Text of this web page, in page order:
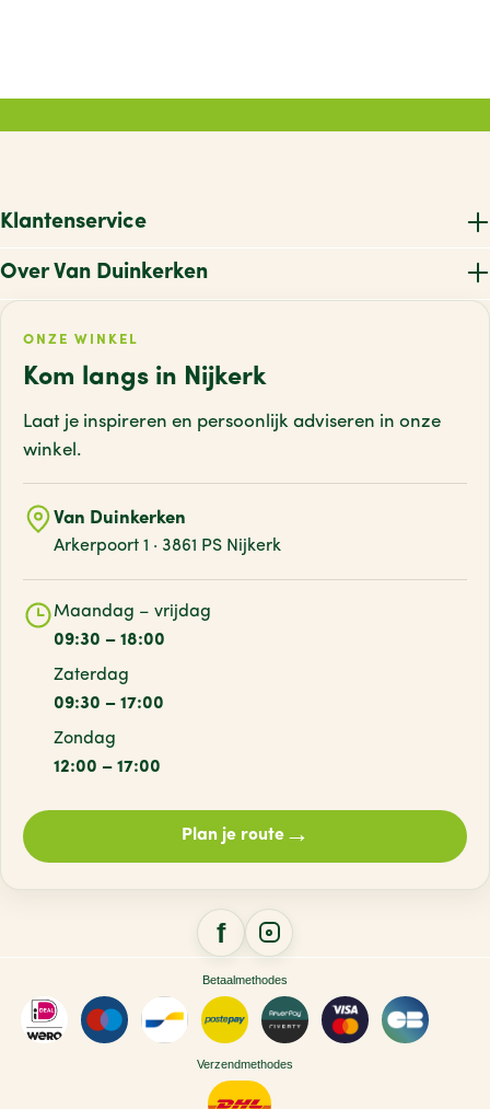
Klantenservice
Over Van Duinkerken
ONZE WINKEL
Kom langs in Nijkerk
Laat je inspireren en persoonlijk adviseren in onze
winkel.
Van Duinkerken
Arkerpoort 1 · 3861 PS Nijkerk
Maandag – vrijdag
09:30 – 18:00
Zaterdag
09:30 – 17:00
Zondag
12:00 – 17:00
Plan je route→
Betaalmethodes
Verzendmethodes